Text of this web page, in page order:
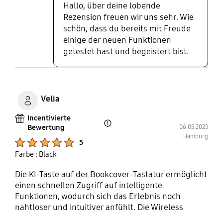
Hallo, über deine lobende
Rezension freuen wir uns sehr. Wie
schön, dass du bereits mit Freude
einige der neuen Funktionen
getestet hast und begeistert bist.
Velia
Incentivierte
Bewertung
5
06.05.2025
Hamburg
Farbe : Black
Die KI-Taste auf der Bookcover-Tastatur ermöglicht
einen schnellen Zugriff auf intelligente
Funktionen, wodurch sich das Erlebnis noch
nahtloser und intuitiver anfühlt. Die Wireless